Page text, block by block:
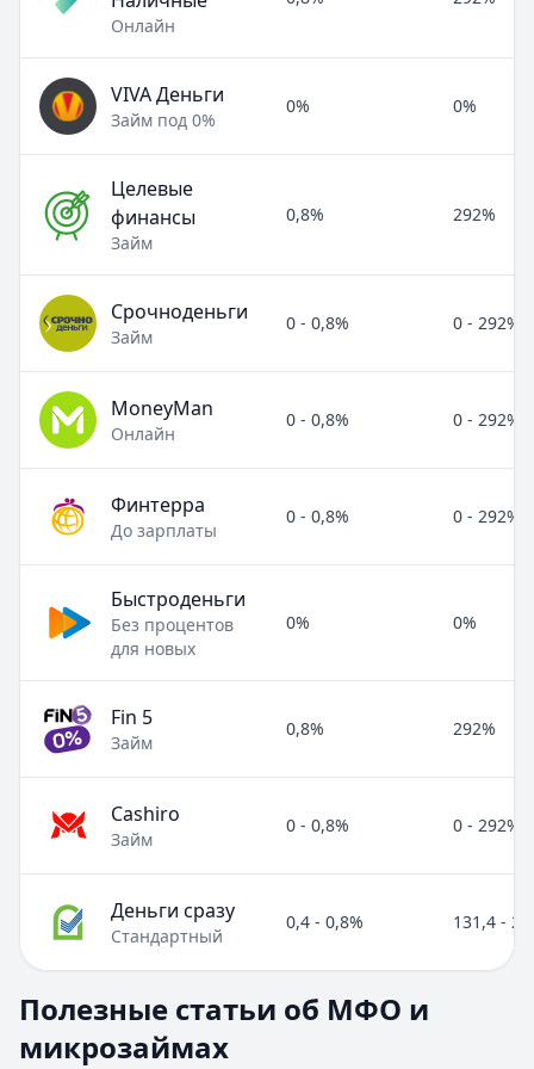
Онлайн
VIVA Деньги
Займ под 0%
0% 0%
Целевые
финансы
Займ
0,8% 292%
Срочноденьги
Займ
0 - 0,8% 0 - 292%
MoneyMan
Онлайн
0 - 0,8% 0 - 292%
Финтерра
До зарплаты
0 - 0,8% 0 - 292%
Быстроденьги
Без процентов
для новых
0% 0%
Fin 5
Займ
0,8% 292%
Cashiro
Займ
0 - 0,8% 0 - 292%
Деньги сразу
Стандартный
0,4 - 0,8% 131,4 -
Раздел:МФО и микрозаймы. Всего статей: 8.
Займ под расписку
Полезные статьи об МФО и
микрозаймах